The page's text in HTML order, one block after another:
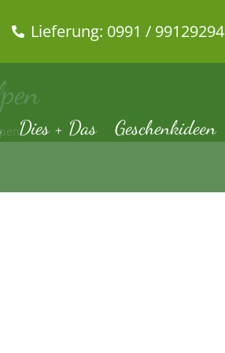
Lieferung: 0991 / 99129294
Dies + Das Geschenkideen